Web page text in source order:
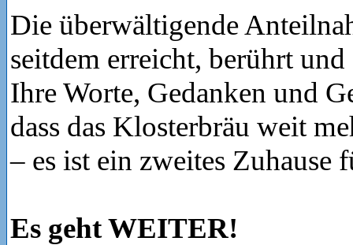
Die überwältigende
seitdem erreicht, berührt
Ihre Worte, Gedanken und
dass das Klosterbräu weit
– es ist ein zweites Zuhause
Es geht WEITER!